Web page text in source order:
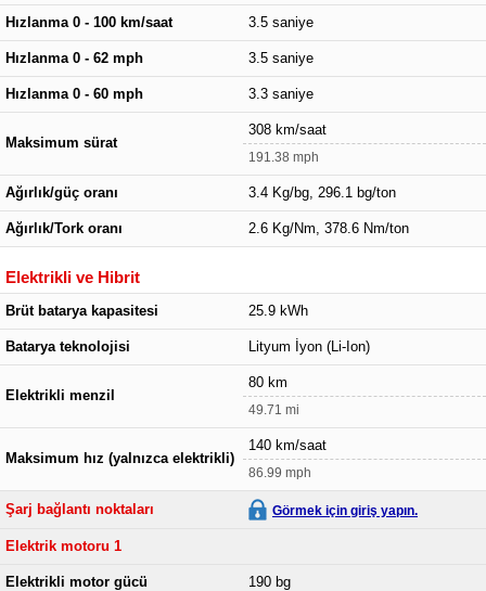
Hızlanma 0 - 100 km/saat 3.5 saniye
Hızlanma 0 - 62 mph 3.5 saniye
Hızlanma 0 - 60 mph 3.3 saniye
Maksimum sürat
308 km/saat
191.38 mph
Ağırlık/güç oranı 3.4 Kg/bg, 296.1 bg/ton
Ağırlık/Tork oranı 2.6 Kg/Nm, 378.6 Nm/ton
Elektrikli ve Hibrit
Brüt batarya kapasitesi 25.9 kWh
Batarya teknolojisi Lityum İyon (Li-Ion)
Elektrikli menzil
80 km
49.71 mi
Maksimum hız (yalnızca elektrikli)
140 km/saat
86.99 mph
Şarj bağlantı noktaları Görmek için giriş yapın.
Elektrik motoru 1
Elektrikli motor gücü 190 bg